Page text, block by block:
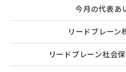
今月の代表あ
リードブレーン
リードブレーン社会